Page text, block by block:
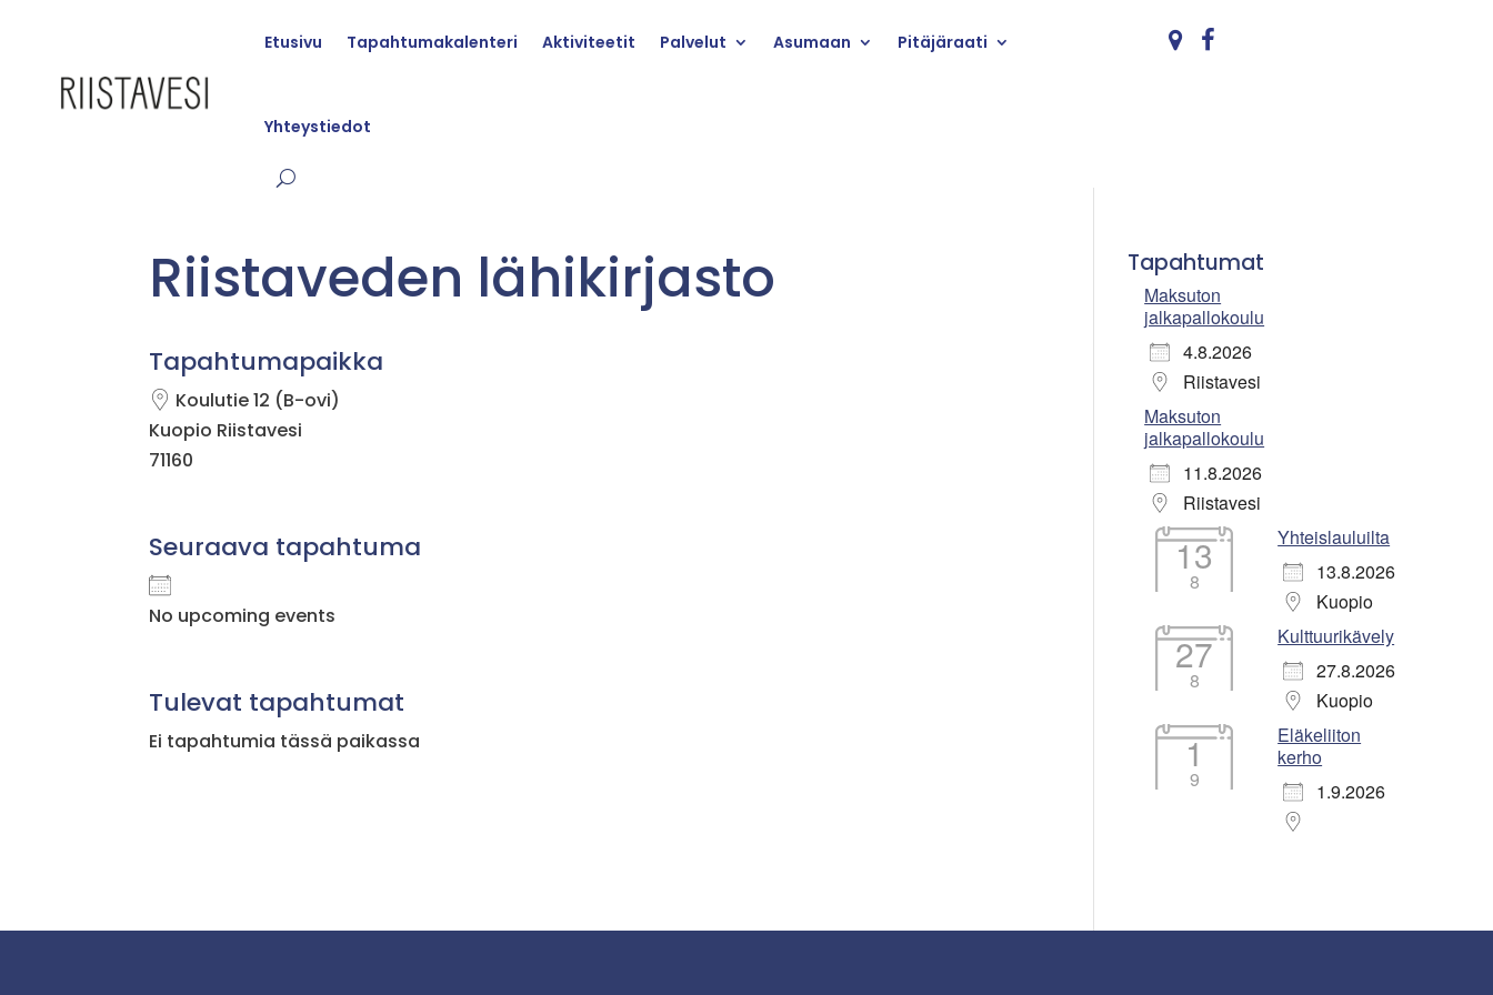
Etusivu Tapahtumakalenteri Aktiviteetit Palvelut Asumaan Pitäjäraati
Yhteystiedot
Riistaveden lähikirjasto
Tapahtumapaikka
Koulutie 12 (B-ovi)
Kuopio Riistavesi
71160
Seuraava tapahtuma
No upcoming events
Tulevat tapahtumat
Ei tapahtumia tässä paikassa
Tapahtumat
Maksuton
jalkapallokoulu
4.8.2026
Riistavesi
Maksuton
jalkapallokoulu
11.8.2026
Riistavesi
13
8
Yhteislauluilta
13.8.2026
Kuopio
27
8
Kulttuurikävely
27.8.2026
Kuopio
1
9
Eläkeliiton
kerho
1.9.2026